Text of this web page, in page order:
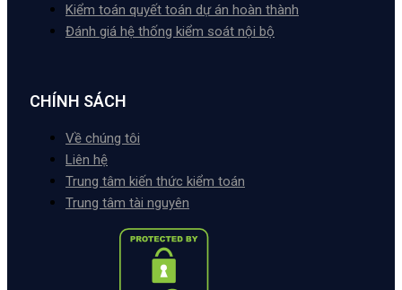
Kiểm toán quyết toán dự án hoàn thành
Đánh giá hệ thống kiểm soát nội bộ
CHÍNH SÁCH
Về chúng tôi
Liên hệ
Trung tâm kiến thức kiểm toán
Trung tâm tài nguyên